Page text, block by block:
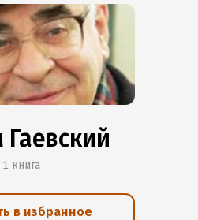
1 книга
в избранное